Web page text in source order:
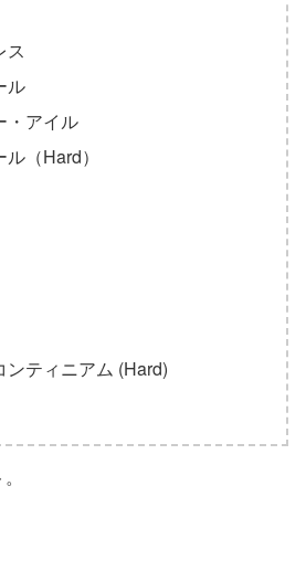
ス
ル
・アイル
（Hard）
ンティニアム (Hard)